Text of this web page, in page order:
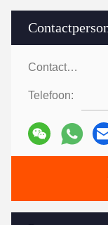
Contactpersonen:
Telefoon: